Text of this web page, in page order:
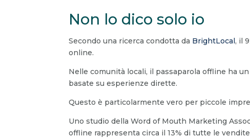
Non lo dico solo io
Secondo una ricerca condotta da BrightLocal, il
online.
Nelle comunità locali, il passaparola offline ha
basate su esperienze dirette.
Questo è particolarmente vero per piccole
Uno studio della Word of Mouth Marketing
offline rappresenta circa il 13% di tutte le